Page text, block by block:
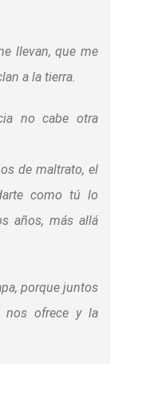
llevan, que me
a la tierra.
no cabe otra
de maltrato, el
como tú lo
años, más allá
porque juntos
nos ofrece y la